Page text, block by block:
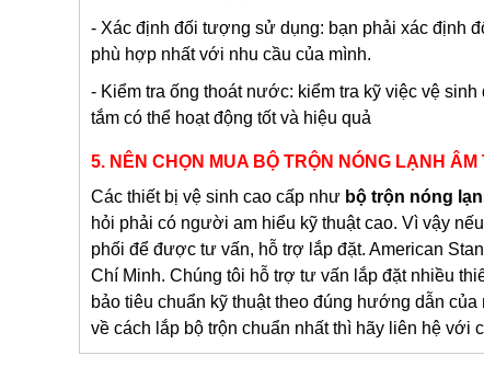
- Xác định đối tượng sử dụng: bạn phải xác định
phù hợp nhất với nhu cầu của mình.
- Kiểm tra ống thoát nước: kiểm tra kỹ việc vệ
tắm có thể hoạt động tốt và hiệu quả
5. NÊN CHỌN MUA BỘ TRỘN NÓNG LẠNH
Các thiết bị vệ sinh cao cấp như bộ trộn nóng
hỏi phải có người am hiểu kỹ thuật cao. Vì vậy
phối để được tư vấn, hỗ trợ lắp đặt. American
Chí Minh. Chúng tôi hỗ trợ tư vấn lắp đặt nhiều
bảo tiêu chuẩn kỹ thuật theo đúng hướng dẫn
về cách lắp bộ trộn chuẩn nhất thì hãy liên hệ với